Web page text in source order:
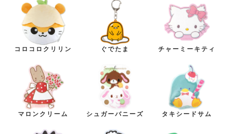
コロコロクリリン ぐでたま チャーミーキティ
マロンクリーム シュガーバニーズ タキシードサム